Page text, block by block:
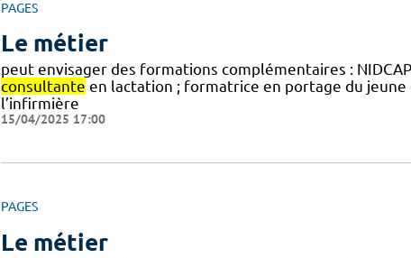
PAGES
Le métier
peut envisager des formations complémentaires :
consultante en lactation ; formatrice en portage du
l’infirmière
15/04/2025 17:00
PAGES
Le métier